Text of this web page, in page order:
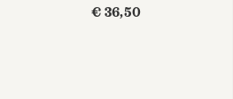
€ 36,50